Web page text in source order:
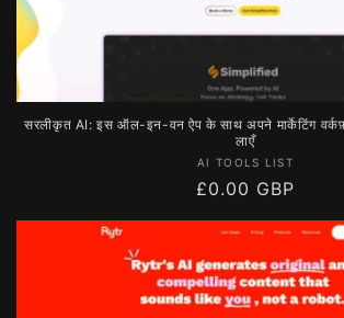
सरलीकृत AI: इस ऑल-इन-वन ऐप के साथ अपने मार्केटिंग
लाएँ
विक्रेता:
AI TOOLS LIST
नियमित
मूल्य
£0.00 GBP